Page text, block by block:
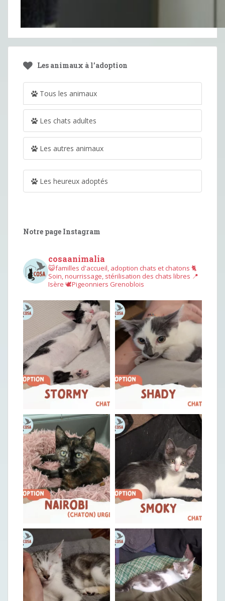
Les animaux à l’adoption
Tous les animaux
Les chats adultes
Les autres animaux
Les heureux adoptés
Notre page Instagram
cosaanimalia
😺familles d'accueil, adoption chats et chatons 🐈
Soin, nourrissage, stérilisation des chats libres 📍
Isère 🕊︎Pigeonniers Grenoblois